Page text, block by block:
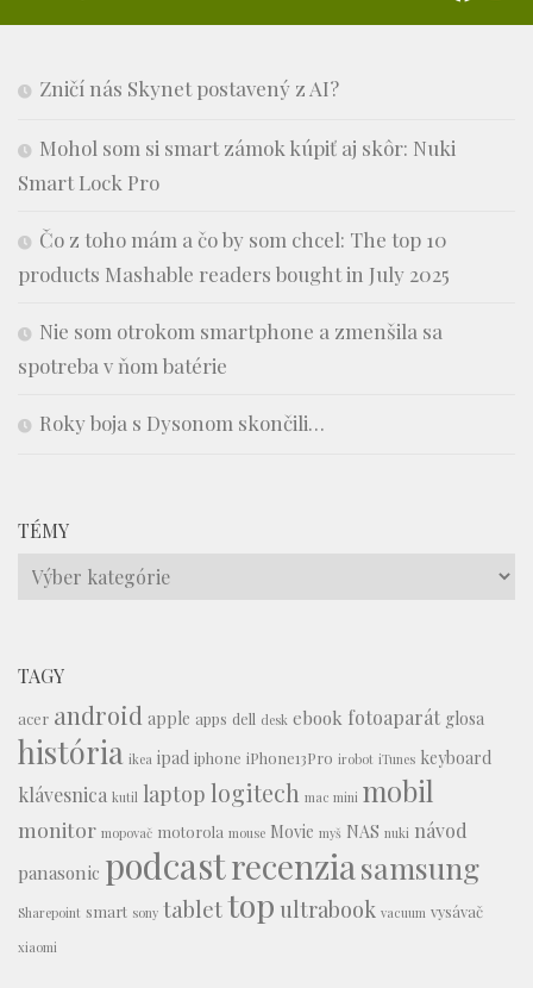
Zničí nás Skynet postavený z AI?
Mohol som si smart zámok kúpiť aj skôr: Nuki
Smart Lock Pro
Čo z toho mám a čo by som chcel: The top 10
products Mashable readers bought in July 2025
Nie som otrokom smartphone a zmenšila sa
spotreba v ňom batérie
Roky boja s Dysonom skončili…
TÉMY
Témy
TAGY
acer android apple apps dell desk ebook fotoaparát glosa
história ikea ipad iphone iPhone13Pro irobot iTunes keyboard
klávesnica kutil laptop logitech mac mini mobil
monitor mopovač motorola mouse Movie myš NAS nuki návod
panasonic podcastrecenziasamsung
Sharepoint smart sony tablettop ultrabook vacuum vysávač
xiaomi